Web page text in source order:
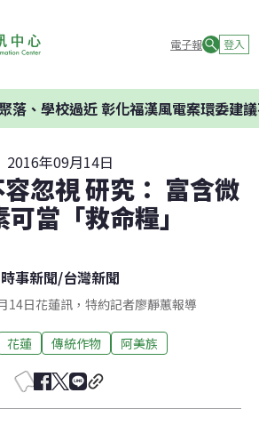
電子報 登入
校過近 彰化福漢風電案環委建議不應開
2016年09月14日
忽視 研究： 富含微
當「救命糧」
時事新聞/台灣新聞
14日花蓮訊，特約記者廖靜蕙報導
花蓮 傳統作物 阿美族